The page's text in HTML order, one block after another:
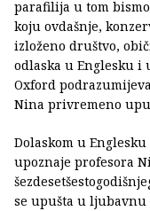
parafilija u tom
koju ovdašnje,
izloženo društvo,
odlaska u Englesku
Oxford
Nina privremeno
Dolaskom u
upoznaje profesora
se upušta u